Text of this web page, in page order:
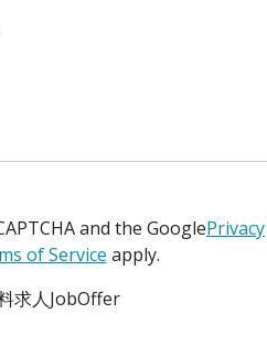
and the GooglePrivacy
of Service apply.
求人JobOffer